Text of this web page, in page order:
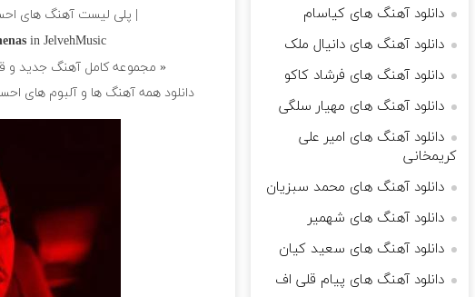
| پلی لیست آهنگ های
in JelvehMusic
« مجموعه کامل آهنگ جدید و
دانلود همه آهنگ ها و آلبوم های
دانلود آهنگ های کیاسام
دانلود آهنگ های دانیال ملک
دانلود آهنگ های فرشاد کاکو
دانلود آهنگ های مهیار سلگی
دانلود آهنگ های امیر علی
کریمخانی
دانلود آهنگ های محمد سبزیان
دانلود آهنگ های شهمیر
دانلود آهنگ های سعید کیان
دانلود آهنگ های پیام قلی اف